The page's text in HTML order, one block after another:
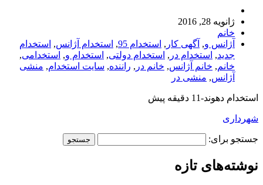
ژانویه 28, 2016
خانم
آژانس و, آگهی کار , استخدام 95 , استخدام آژانس, استخدام
جدید, استخدام در , استخدام دولتی, استخدام و, استخدامی,
خانم, خانم آژانس, خانم در , راننده, سایت استخدام, منشی
آژانس, منشی در
استخدام دهوند-11 دقیقه پیش
شهرداری
جستجو برای:
نوشته‌های تازه